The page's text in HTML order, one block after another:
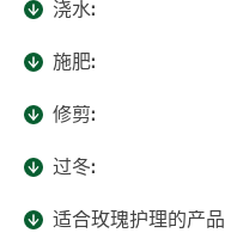
浇水:
施肥:
修剪:
过冬:
适合玫瑰护理的产品